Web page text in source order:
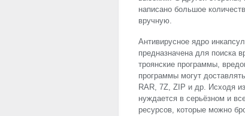
написано большое
вручную.
Антивирусное ядро
предназначена для поиска
троянские программы,
программы могут
RAR, 7Z, ZIP и др. Исходя
нуждается в серьёзном и
ресурсов, которые можно